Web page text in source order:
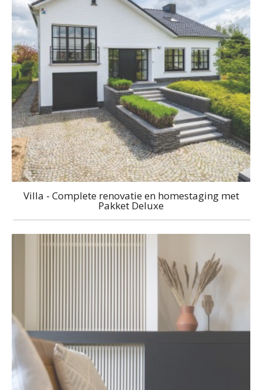
Villa - Complete renovatie en homestaging met
Pakket Deluxe